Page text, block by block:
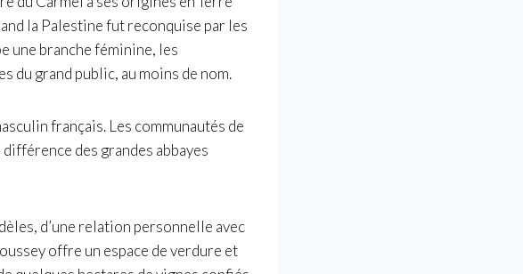
la Palestine fut reconquise par les
une branche féminine, les
du grand public, au moins de nom.
français. Les communautés de
des grandes abbayes
d’une relation personnelle avec
offre un espace de verdure et